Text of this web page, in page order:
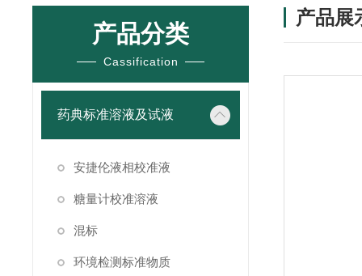
产品分类
Cassification
药典标准溶液及试液
安捷伦液相校准液
糖量计校准溶液
混标
环境检测标准物质
产品展